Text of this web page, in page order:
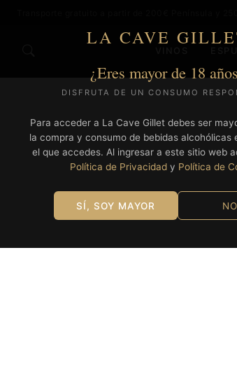
LA CAVE
¿Eres mayor de 18
DISFRUTA DE UN CONSUMO
Para acceder a La Cave Gillet debes ser
la compra y consumo de bebidas alcohólicas
el que accedes. Al ingresar a este sitio web
Política de Privacidady Política de
SÍ, SOY MAYOR NO